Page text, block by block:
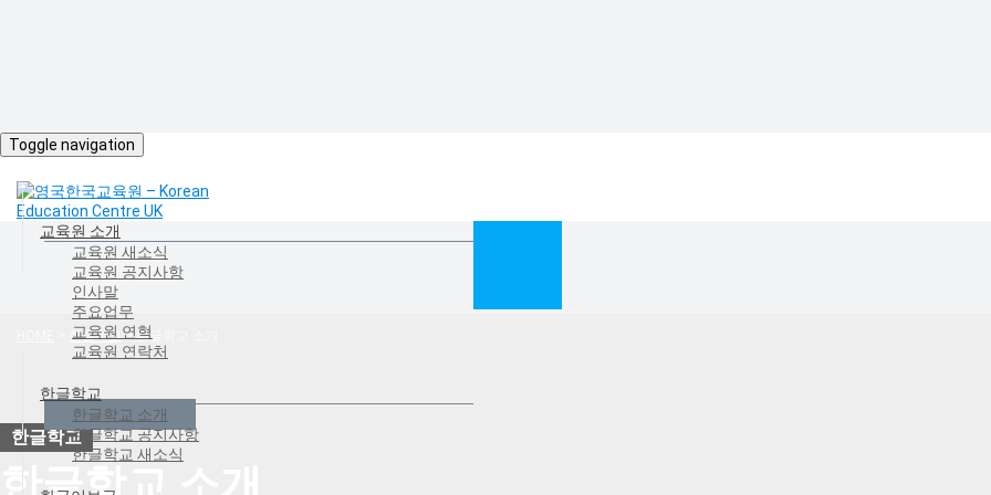
Toggle navigation
교육원 소개
교육원 새소식
교육원 공지사항
인사말
주요업무
교육원 연혁
교육원 연락처
한글학교
한글학교 소개
한글학교 공지사항
한글학교 새소식
한글학교>한글학교 소개
한글학교 소개